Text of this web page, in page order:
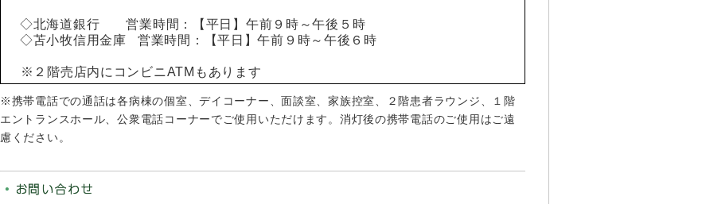
◇北海道銀行
営業時間：【平日】午前９時～午後５時
◇苫小牧信用金庫
営業時間：【平日】午前９時～午後６時
※２階売店内にコンビニATMもあります
※携帯電話での通話は各病棟の個室、デイコーナー、面談室、家族控室、２階患者ラウンジ、１階
エントランスホール、公衆電話コーナーでご使用いただけます。消灯後の携帯電話のご使用はご遠
慮ください。